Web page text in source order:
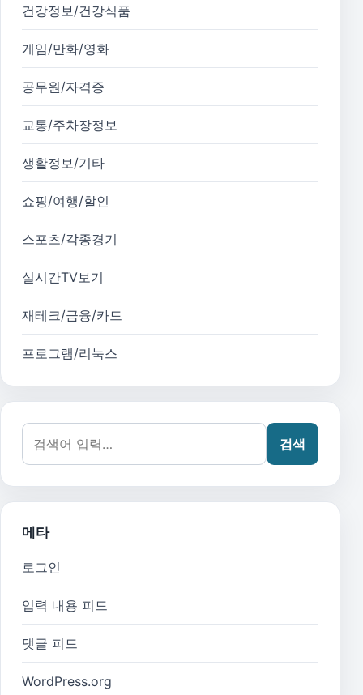
건강정보/건강식품
게임/만화/영화
공무원/자격증
교통/주차장정보
생활정보/기타
쇼핑/여행/할인
스포츠/각종경기
실시간TV보기
재테크/금융/카드
프로그램/리눅스
검색어:
검색
메타
로그인
입력 내용 피드
댓글 피드
WordPress.org